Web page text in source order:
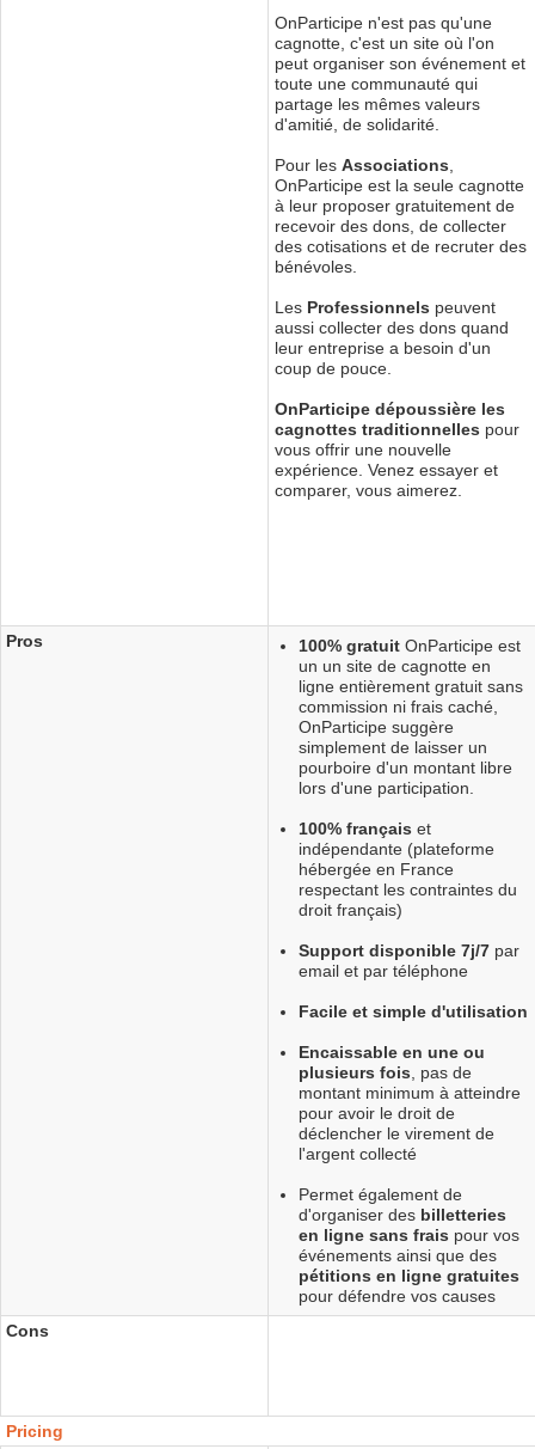
OnParticipe n'est pas qu'une
cagnotte, c'est un site où l'on
peut organiser son événement et
toute une communauté qui
partage les mêmes valeurs
d'amitié, de solidarité.
Pour lesAssociations
OnParticipe est la seule cagnotte
à leur proposer gratuitement de
recevoir des dons, de collecter
des cotisations et de recruter des
bénévoles.
Les Professionnels peuvent
aussi collecter des dons quand
leur entreprise a besoin d'un
coup de pouce.
OnParticipe dépoussière les
cagnottes traditionnelles pour
vous offrir une nouvelle
expérience. Venez essayer et
comparer, vous aimerez.
Pros 100% gratuitOnParticipe est
un un site de cagnotte en
ligne entièrement gratuit sans
commission ni frais caché,
OnParticipe suggère
simplement de laisser un
pourboire d'un montant libre
lors d'une participation.
100% français et
indépendante (plateforme
hébergée en France
respectant les contraintes du
droit français)
Support disponible 7j/7par
email et par téléphone
Facile et simple d'utilisation
Encaissable en une ou
plusieurs fois , pas de
montant minimum à atteindre
pour avoir le droit de
déclencher le virement de
l'argent collecté
Permet également de
d'organiser des billetteries
en ligne sans frais pour vos
événements ainsi que des
pétitions en ligne gratuites
pour défendre vos causes
Cons
Pricing